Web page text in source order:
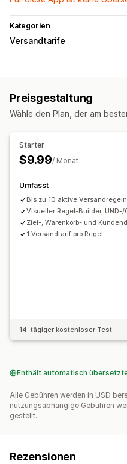
Kategorien
Versandtarife
Produktbasiert
PLZ/Postleitzahl
Umbenennungsoptionen
Preisgestaltung
Wähle den Plan, der am
Starter
$9.99/ Monat
Umfasst
Bis zu 10 aktive Versandregeln
Visueller Regel-Builder, UND-/
Ziel-, Warenkorb- und
1 Versandtarif pro Regel
14-tägiger kostenloser Test
Enthält automatisch
Alle Gebühren werden in USD
nutzungsabhängige Gebühren
gestellt.
Rezensionen